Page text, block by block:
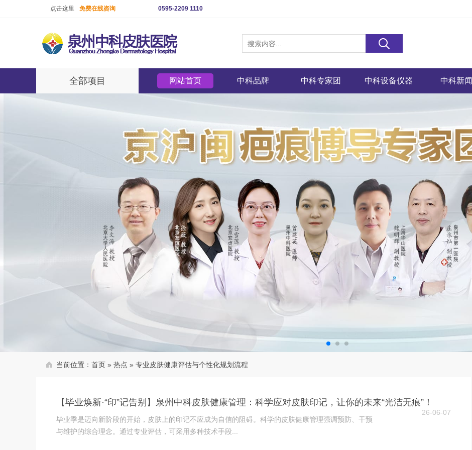
点击这里 免费在线咨询 0595-2209 1110
全部项目 网站首页 中科品牌 中科专家团 中科设备仪器 中科新闻
当前位置： 首页 » 热点 » 专业皮肤健康评估与个性化规划流程
【毕业焕新·“印”记告别】泉州中科皮肤健康管理：科学应对皮肤印记，让你的未来“光洁无痕”！
26-06-07
毕业季是迈向新阶段的开始，皮肤上的印记不应成为自信的阻碍。科学的皮肤健康管理强调预防、干预
与维护的综合理念。通过专业评估，可采用多种技术手段...